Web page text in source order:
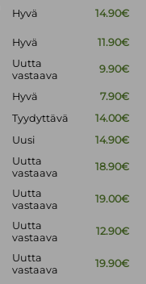
Hyvä 14.90€
Hyvä 11.90€
Uutta
vastaava
9.90€
Hyvä
7.90€
Tyydyttävä
14.00€
Uusi 14.90€
Uutta
vastaava
18.90€
Uutta
vastaava
19.00€
Uutta
vastaava
12.90€
Uutta
vastaava
19.90€